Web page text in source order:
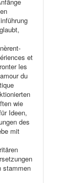
et
les
du
wie
Ideen,
des
mit
stammen